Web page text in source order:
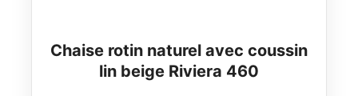
Chaise rotin naturel avec coussin
lin beige Riviera 460